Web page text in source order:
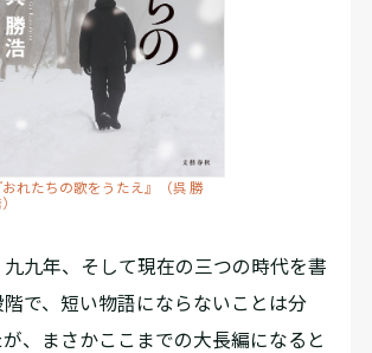
おれたちの歌をうたえ』（呉 勝
九九年、そして現在の三つの時代を書
で、短い物語にならないことは分
、まさかここまでの大長編になると